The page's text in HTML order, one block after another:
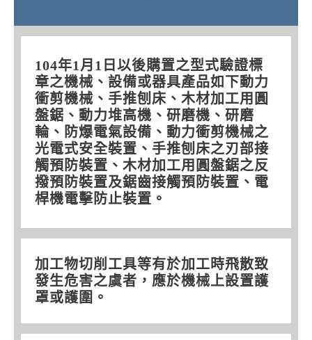
104年1月1日以後購置之型式驗證標
章之機械、設備或器具產品如下動力
衝剪機械、手推刨床、木材加工用圓
盤鋸、動力堆高機、研磨機、研磨
輪、防爆電氣設備、動力衝剪機械之
光電式安全裝置、手推刨床之刃部接
觸預防裝置、木材加工用圓盤鋸之反
撥預防裝置及鋸齒接觸預防裝置、電
桿機電擊防止裝置。
加工物切削工具等有於加工時飛散致
發生危害之虞者，應於機械上設置護
罩或護圍。